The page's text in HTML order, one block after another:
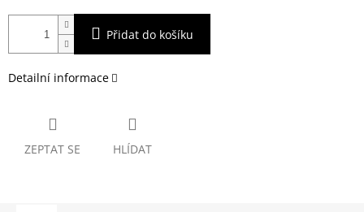
Přidat do košíku
Detailní informace
ZEPTAT SE HLÍDAT